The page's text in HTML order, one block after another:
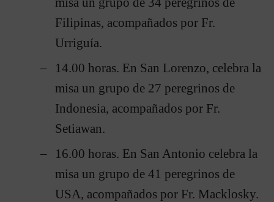
Filipinas, acompañados por Fr.
Urriguía.
14.00 horas. En San Lorenzo, celebra la
misa un grupo de 27 peregrinos de
Indonesia, acompañados por Fr.
Setiawan.
16.00 horas. En San Antonio celebra la
misa un grupo de 41 peregrinos de
USA, acompañados por Fr. Macklosky.